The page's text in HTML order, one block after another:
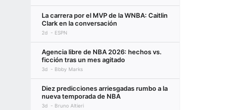
La carrera por el MVP de la WNBA: Caitlin
Clark en la conversación
2d ESPN
Agencia libre de NBA 2026: hechos vs.
ficción tras un mes agitado
3d Bbby Marks
Diez predicciones arriesgadas rumbo a la
nueva temporada de NBA
3d Bruno Altieri